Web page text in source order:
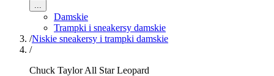
...
Damskie
Trampki i sneakersy damskie
/Niskie sneakersy i trampki damskie
/
Chuck Taylor All Star Leopard